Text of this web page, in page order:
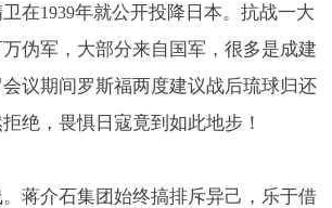
在1939年就公开投降日本。抗战一大
伪军，大部分来自国军，很多是成建
议期间罗斯福两度建议战后琉球归还
绝，畏惧日寇竟到如此地步！
蒋介石集团始终搞排斥异己，乐于借